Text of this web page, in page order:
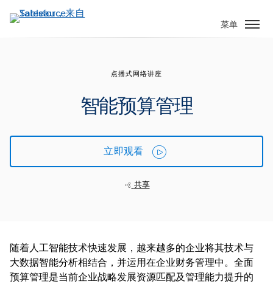
转
菜单
点播式网络讲座
智能预算管理
立即观看
共享
随着人工智能技术快速发展，越来越多的企业将其技术与
大数据智能分析相结合，并运用在企业财务管理中。全面
预算管理是当前企业战略发展资源匹配及管理能力提升的